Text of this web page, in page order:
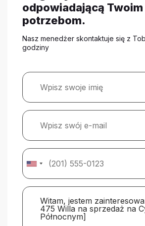
odpowiadającą Twoim
potrzebom.
Nasz menedżer skontaktuje się z
godziny